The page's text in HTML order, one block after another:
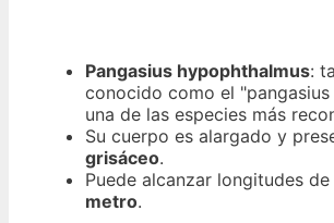
Pangasius hypophthalmus:
conocido como el "pangasius
una de las especies más
Su cuerpo es alargado y
grisáceo.
Puede alcanzar longitudes de
metro.